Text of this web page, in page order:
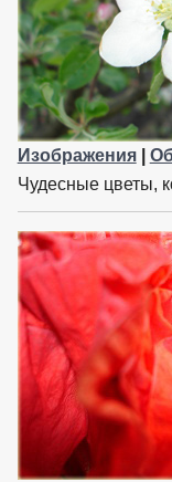
Изображения|
Чудесные цветы,